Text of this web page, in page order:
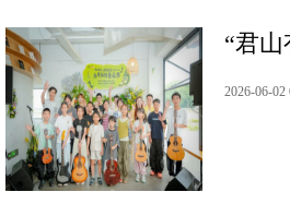
“君
2026-06-